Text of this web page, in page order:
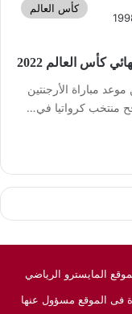
كأس العالم
كأس العالم 2022
مباراة الأرجنتين
فى الموقع مسؤول عنها